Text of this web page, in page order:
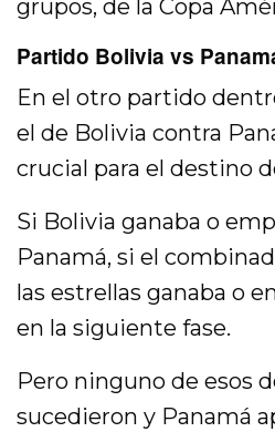
grupos, de la Copa
Partido Bolivia vs
En el otro partido
el de Bolivia contra
crucial para el destino
Si Bolivia ganaba o
Panamá, si el
las estrellas ganaba o
en la siguiente fase.
Pero ninguno de esos
sucedieron y Panamá